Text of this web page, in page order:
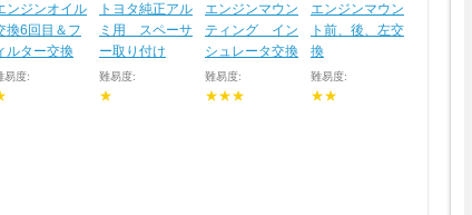
ンジンオイル
換6回目＆フ
ルター交換
易度:
トヨタ純正アル
ミ用 スペーサ
ー取り付け
難易度:
★
エンジンマウン
ティング イン
シュレータ交換
難易度:
★★★
エンジンマウン
ト前、後、左交
換
難易度:
★★